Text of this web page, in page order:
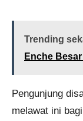
Trending
Enche
Pengunjung
melawat ini